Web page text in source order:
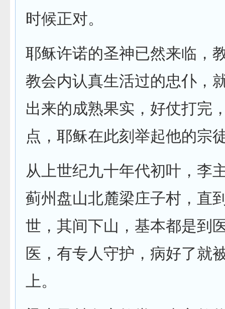
时候正对。
耶稣许诺的圣神已然来临，
教会内认真生活过的忠仆，
出来的成熟果实，好仗打完
点，耶稣在此刻举起他的宗
从上世纪九十年代初叶，李
蓟州盘山北麓梁庄子村，直
世，其间下山，基本都是到
医，有专人守护，病好了就
上。